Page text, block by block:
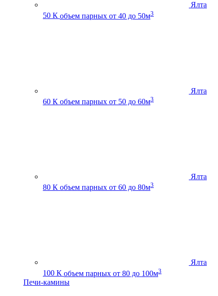
Ялта
50 К объем парных от 40 до 50м3
Ялта
60 К объем парных от 50 до 60м3
Ялта
80 К объем парных от 60 до 80м3
Ялта
100 К объем парных от 80 до 100м3
Печи-камины